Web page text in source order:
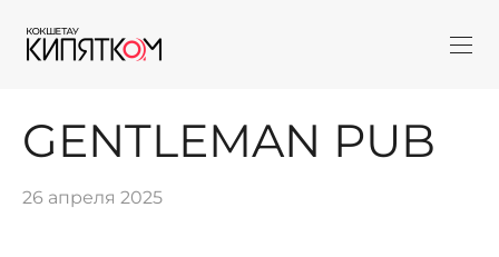
GENTLEMAN PUB
26 апреля 2025